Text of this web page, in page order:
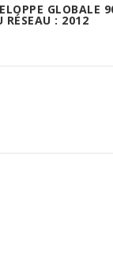
GLOBALE
RÉSEAU : 2012